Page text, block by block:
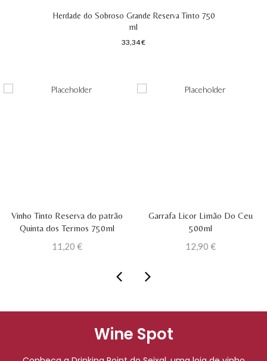
Herdade do Sobroso Grande Reserva Tinto 750
ml
33,34€
Vinho Tinto Reserva do patrão
Quinta dos Termos 750ml
11,20 €
Garrafa Licor Limão Do Ceu
500ml
12,90 €
Wine Spot